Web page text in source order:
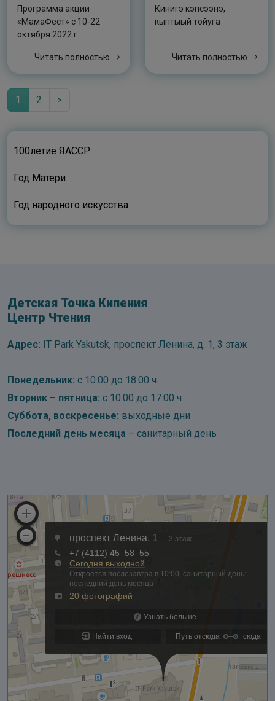
Программа акции
«МамаФест» с 10-22
октября 2022 г.
Читать полностью
Кинигэ кэпсээнэ,
кыптыый тойуга
Читать полностью
1 2 >
100летие ЯАССР
Год Матери
Год народного искусства
Детская Точка Кипения
Центр Чтения
Адрес: IT Park Yakutsk, проспект Ленина, д. 1, 3 этаж
Понедельник: с 10:00 до 18:00 ч.
Вторник – пятница: с 10:00 до 17:00 ч.
Суббота, воскресенье: выходные дни
Последний день месяца – санитарный день